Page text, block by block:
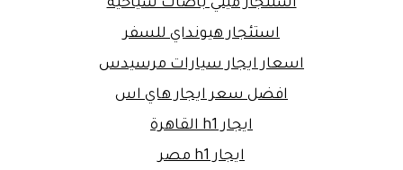
استئجار ميني باصات سياحية
استئجار هيونداي للسفر
اسعار ايجار سيارات مرسيدس
افضل سعر ايجار هاي اس
ايجار h1 القاهرة
ايجار h1 مصر